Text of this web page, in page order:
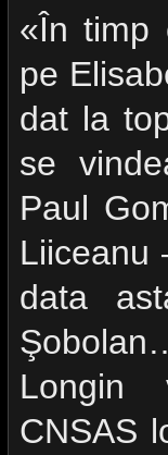
«În timp
pe
dat la
se
Paul
Liiceanu
data
CNSAS